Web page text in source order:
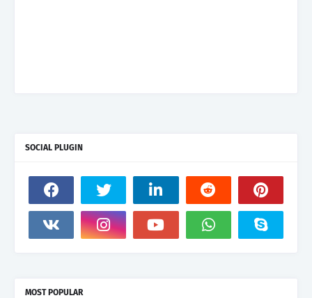
SOCIAL PLUGIN
MOST POPULAR